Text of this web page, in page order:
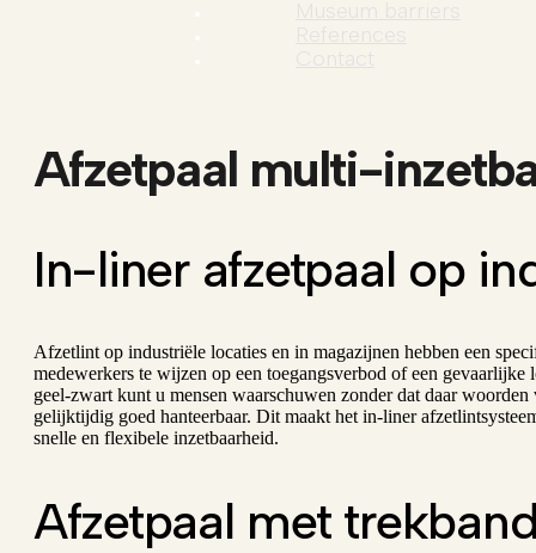
Afzetpaal multi-
In-liner afzetpaal op
Afzetlint op industriële locaties en in magazijnen hebben een
medewerkers te wijzen op een toegangsverbod of een
geel-zwart kunt u mensen waarschuwen zonder dat daar
gelijktijdig goed hanteerbaar. Dit maakt het in-liner
snelle en flexibele inzetbaarheid.
Afzetpaal met